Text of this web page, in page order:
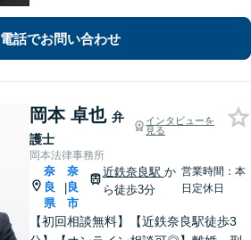
【法テラス利用可】
電話でお問い合わせ
岡本 卓也 弁
護士
インタビューを
見る
岡本法律事務所
奈
良
県
|
奈
良
市
近鉄奈良駅 か
ら徒歩3分
営業時間：本
日定休日
【初回相談無料】【近鉄奈良駅徒歩3